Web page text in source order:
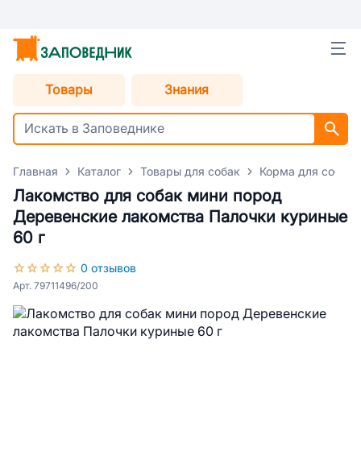
Товары Знания
Главная Каталог Товары для собак Корма для собак
Лакомство для собак мини пород
Деревенские лакомства Палочки куриные
60 г
0 отзывов
Арт. 79711496/200